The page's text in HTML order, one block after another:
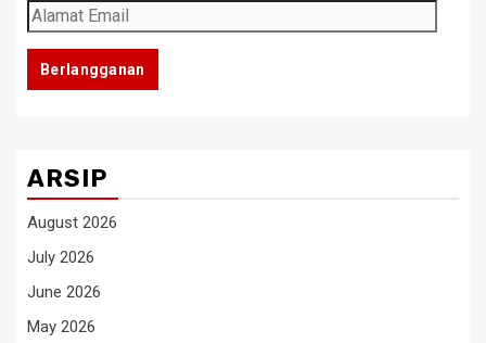
Alamat
Email
Berlangganan
ARSIP
August 2026
July 2026
June 2026
May 2026